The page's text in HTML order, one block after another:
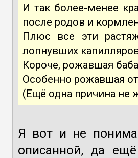
И так более-менее
после родов и
Плюс все эти
лопнувших
Короче, рожавшая
Особенно рожавшая
(Ещё одна причина не
Я вот и не
описанной, да